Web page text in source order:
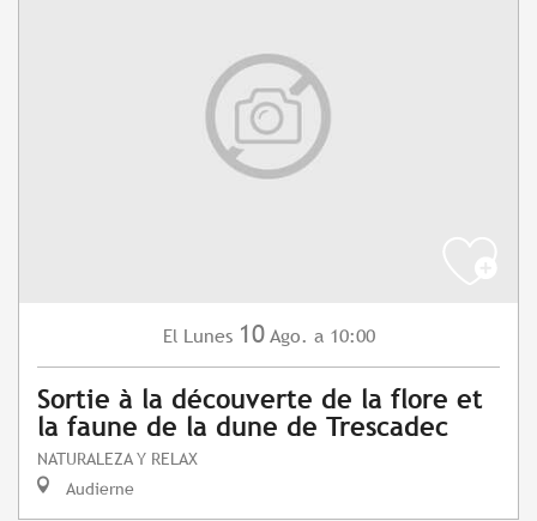
El Lunes 10 Ago. a 10:00
Sortie à la découverte de la flore et
la faune de la dune de Trescadec
NATURALEZA Y RELAX
Audierne